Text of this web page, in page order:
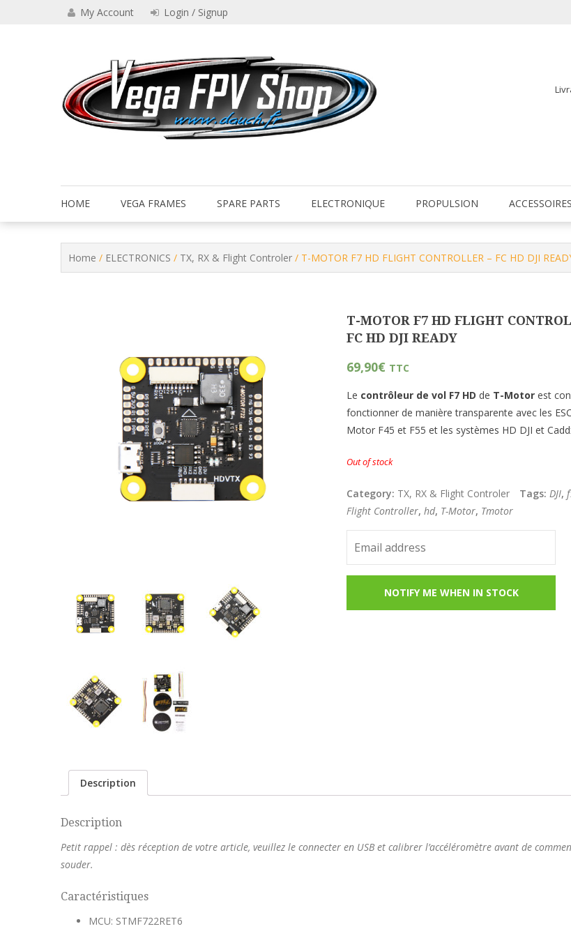
My Account Login / Signup
HOME VEGA FRAMES SPARE PARTS ELECTRONIQUE PROPULSION ACCESSOIRES
Home / ELECTRONICS / TX, RX & Flight Controler / T-MOTOR F7 HD FLIGHT CONTROLLER – FC HD DJI
T-MOTOR F7 HD FLIGHT
FC HD DJI READY
69,90€ TTC
Le contrôleur de vol F7 HD de T-Motor est
fonctionner de manière transparente avec les
Motor F45 et F55 et les systèmes HD DJI et
Out of stock
Category: TX, RX & Flight Controler Tags:DJI,
Flight Controller,hd, T-Motor, Tmotor
Description
Description
Petit rappel : dès réception de votre article, veuillez le connecter en USB et calibrer l’accéléromètre avant de
souder.
Caractéristiques
MCU: STMF722RET6